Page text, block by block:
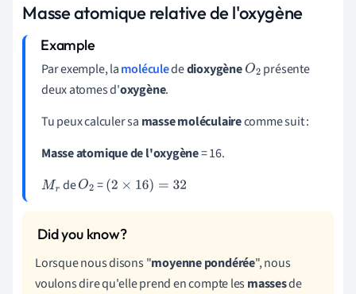
Masse atomique relative de l'oxygène
Par exemple, lamoléculededioxygèneO2 présente
deux atomes d'oxygène.
Tu peux calculer sa masse moléculairecomme suit :
Masse atomique de l'oxygène= 16.
Mr deO2 =(2× 16 )=32
Lorsque nous disons "moyenne pondérée", nous
voulons dire qu'elle prend en compte lesmassesde